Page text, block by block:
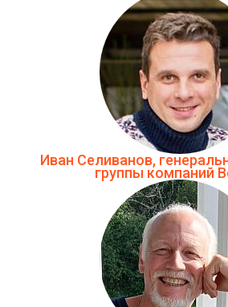
Иван Селиванов,
группы компаний